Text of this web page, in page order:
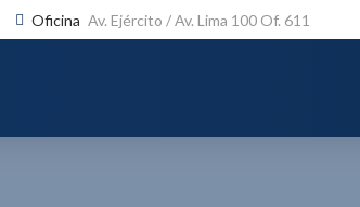
Oficina Av. Ejército / Av. Lima 100 Of. 611